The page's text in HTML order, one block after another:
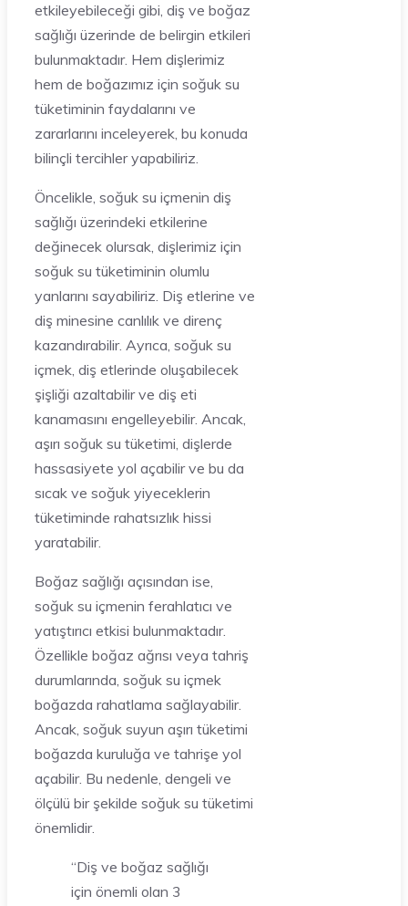
etkileyebileceği gibi, diş ve boğaz
sağlığı üzerinde de belirgin etkileri
bulunmaktadır. Hem dişlerimiz
hem de boğazımız için soğuk su
tüketiminin faydalarını ve
zararlarını inceleyerek, bu konuda
bilinçli tercihler yapabiliriz.
Öncelikle, soğuk su içmenin diş
sağlığı üzerindeki etkilerine
değinecek olursak, dişlerimiz için
soğuk su tüketiminin olumlu
yanlarını sayabiliriz. Diş etlerine ve
diş minesine canlılık ve direnç
kazandırabilir. Ayrıca, soğuk su
içmek, diş etlerinde oluşabilecek
şişliği azaltabilir ve diş eti
kanamasını engelleyebilir. Ancak,
aşırı soğuk su tüketimi, dişlerde
hassasiyete yol açabilir ve bu da
sıcak ve soğuk yiyeceklerin
tüketiminde rahatsızlık hissi
yaratabilir.
Boğaz sağlığı açısından ise,
soğuk su içmenin ferahlatıcı ve
yatıştırıcı etkisi bulunmaktadır.
Özellikle boğaz ağrısı veya tahriş
durumlarında, soğuk su içmek
boğazda rahatlama sağlayabilir.
Ancak, soğuk suyun aşırı tüketimi
boğazda kuruluğa ve tahrişe yol
açabilir. Bu nedenle, dengeli ve
ölçülü bir şekilde soğuk su tüketimi
önemlidir.
“Diş ve boğaz sağlığı
için önemli olan 3